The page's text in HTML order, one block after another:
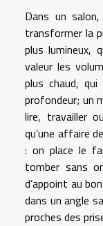
Dans un
transformer la
plus lumineux,
valeur les
plus chaud,
profondeur; un
lire, travailler
qu’une affaire
: on place le
tomber sans
d’appoint au
dans un angle
proches des